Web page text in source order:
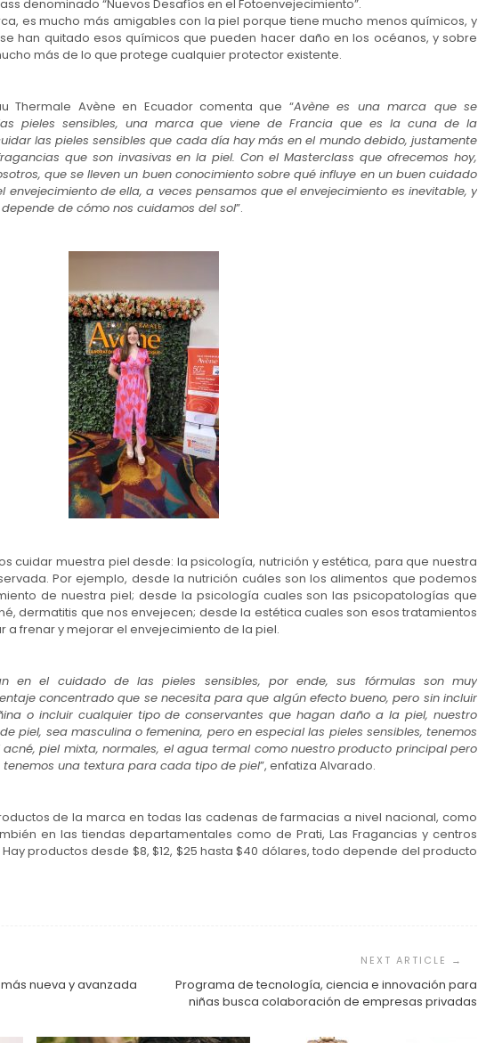
denominado “Nuevos Desafíos en el Fotoenvejecimiento”.
es mucho más amigables con la piel porque tiene mucho menos químicos, y
han quitado esos químicos que pueden hacer daño en los océanos, y sobre
más de lo que protege cualquier protector existente.
Thermale Avène en Ecuador comenta que “Avène es una marca que se
pieles sensibles, una marca que viene de Francia que es la cuna de la
las pieles sensibles que cada día hay más en el mundo debido, justamente
que son invasivas en la piel. Con el Masterclass que ofrecemos hoy,
que se lleven un buen conocimiento sobre qué influye en un buen cuidado
envejecimiento de ella, a veces pensamos que el envejecimiento es inevitable, y
de cómo nos cuidamos del sol”.
cuidar muestra piel desde: la psicología, nutrición y estética, para que nuestra
Por ejemplo, desde la nutrición cuáles son los alimentos que podemos
de nuestra piel; desde la psicología cuales son las psicopatologías que
dermatitis que nos envejecen; desde la estética cuales son esos tratamientos
a frenar y mejorar el envejecimiento de la piel.
en el cuidado de las pieles sensibles, por ende, sus fórmulas son muy
concentrado que se necesita para que algún efecto bueno, pero sin incluir
o incluir cualquier tipo de conservantes que hagan daño a la piel, nuestro
piel, sea masculina o femenina, pero en especial las pieles sensibles, tenemos
piel mixta, normales, el agua termal como nuestro producto principal pero
una textura para cada tipo de piel”, enfatiza Alvarado.
de la marca en todas las cadenas de farmacias a nivel nacional, como
en las tiendas departamentales como de Prati, Las Fragancias y centros
productos desde $8, $12, $25 hasta $40 dólares, todo depende del producto
nueva y avanzada
Programa de tecnología, ciencia e innovación para
niñas busca colaboración de empresas privadas